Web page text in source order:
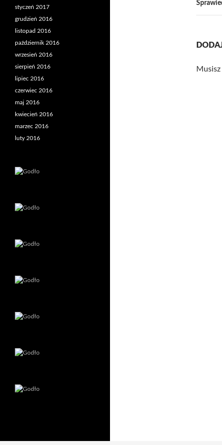
Musisz
styczeń 2017
grudzień 2016
listopad 2016
październik 2016
wrzesień 2016
sierpień 2016
lipiec 2016
czerwiec 2016
maj 2016
kwiecień 2016
marzec 2016
luty 2016